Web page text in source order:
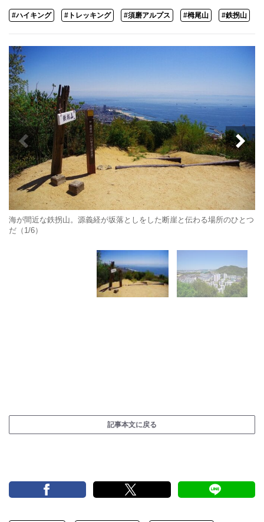
#ハイキング #トレッキング #須磨アルプス #栂尾山 #鉄拐山
海が間近な鉄拐山。源義経が坂落としをした断崖と伝わる場所のひとつ
だ（1/6）
記事本文に戻る